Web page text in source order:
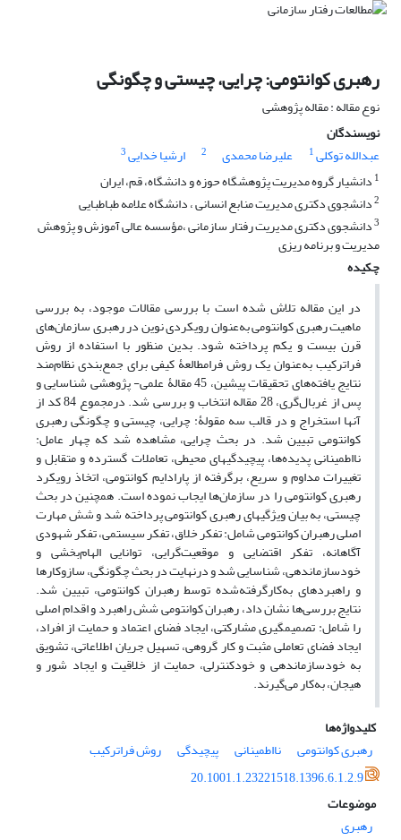
رهبری کوانتومی: چرایی، چیستی و چگونگی
نوع مقاله : مقاله پژوهشی
نویسندگان
عبدالله توکلی1 علیرضا محمدی 2 ارشیا خدایی3
1 دانشیار گروه مدیریت پژوهشگاه حوزه و دانشگاه، قم، ایران
2دانشجوی دکتری مدیریت منابع انسانی ، دانشگاه علامه طباطبایی
3دانشجوی دکتری مدیریت رفتار سازمانی ،مؤسسه عالی آموزش و پژوهش
مدیریت و برنامه ریزی
چکیده
در این مقاله تلاش شده است با بررسی مقالات موجود، به بررسی
ماهیت رهبری کوانتومی به‌عنوان رویکردی نوین در رهبری سازمان‌های
قرن بیست و یکم پرداخته شود. بدین منظور با استفاده از روش
فراترکیب به‌عنوان یک روش فرامطالعۀ کیفی برای جمع‌بندی نظام‌مند
نتایج یافته‌های تحقیقات پیشین، 45 مقالۀ علمی- پژوهشی شناسایی و
پس از غربال‌گری، 28 مقاله انتخاب و بررسی شد. درمجموع 84 کد از
آنها استخراج و در قالب سه مقولۀ: چرایی، چیستی و چگونگی رهبری
کوانتومی تبیین شد. در بحث چرایی، مشاهده شد که چهار عامل:
نااطمینانی پدیده‌ها، پیچیدگی­های محیطی، تعاملات گسترده و متقابل و
تغییرات مداوم و سریع، برگرفته از پارادایم کوانتومی، اتخاذ رویکرد
رهبری کوانتومی را در سازمان‌ها ایجاب نموده است. همچنین در بحث
چیستی، به بیان ویژگی­های رهبری کوانتومی پرداخته شد و شش مهارت
اصلی رهبران کوانتومی شامل: تفکر خلاق، تفکر سیستمی، تفکر شهودی
آگاهانه، تفکر اقتضایی و موقعیت‌گرایی، توانایی الهام‌بخشی و
خودسازماندهی، شناسایی شد و درنهایت در بحث چگونگی، سازوکارها
و راهبردهای به‌کارگرفته‌شده توسط رهبران کوانتومی، تبیین شد.
نتایج بررسی‌ها نشان داد، رهبران کوانتومی شش راهبرد و اقدام اصلی
را شامل: تصمیم­گیری مشارکتی، ایجاد فضای اعتماد و حمایت از افراد،
ایجاد فضای تعاملی مثبت و کار گروهی، تسهیل جریان اطلاعاتی، تشویق
به خودسازماندهی و خودکنترلی، حمایت از خلاقیت و ایجاد شور و
هیجان، به‌کار می‌گیرند.
کلیدواژه‌ها
رهبری کوانتومی
نااطمینانی پیچیدگی
روش فراترکیب
20.1001.1.23221518.1396.6.1.2.9
موضوعات
رهبری